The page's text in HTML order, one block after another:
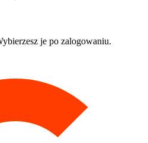
je po zalogowaniu.